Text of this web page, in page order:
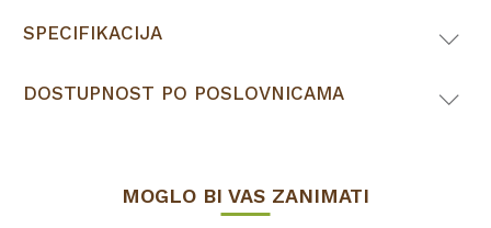
SPECIFIKACIJA
DOSTUPNOST PO POSLOVNICAMA
MOGLO BI VAS ZANIMATI